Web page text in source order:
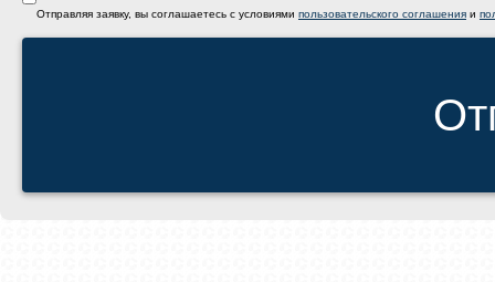
Отправляя заявку, вы соглашаетесь с условиями пользовательского соглашения и